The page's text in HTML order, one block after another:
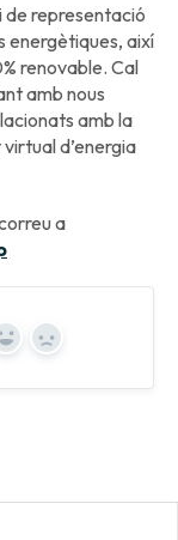
de representació
energètiques, així
renovable. Cal
amb nous
amb la
d’energia
a
Yes No